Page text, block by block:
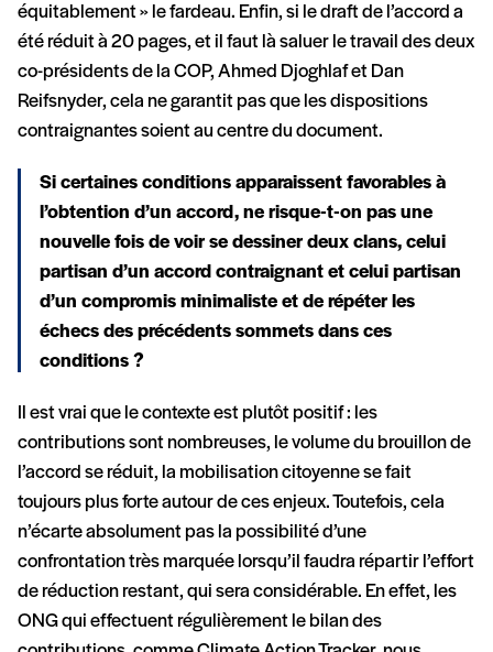
équitablement » le fardeau. Enfin, si le draft de l’accord a
été réduit à 20 pages, et il faut là saluer le travail des deux
co-présidents de la COP, Ahmed Djoghlaf et Dan
Reifsnyder, cela ne garantit pas que les dispositions
contraignantes soient au centre du document.
Si certaines conditions apparaissent favorables à
l’obtention d’un accord, ne risque-t-on pas une
nouvelle fois de voir se dessiner deux clans, celui
partisan d’un accord contraignant et celui partisan
d’un compromis minimaliste et de répéter les
échecs des précédents sommets dans ces
conditions ?
Il est vrai que le contexte est plutôt positif : les
contributions sont nombreuses, le volume du brouillon de
l’accord se réduit, la mobilisation citoyenne se fait
toujours plus forte autour de ces enjeux. Toutefois, cela
n’écarte absolument pas la possibilité d’une
confrontation très marquée lorsqu’il faudra répartir l’effort
de réduction restant, qui sera considérable. En effet, les
ONG qui effectuent régulièrement le bilan des